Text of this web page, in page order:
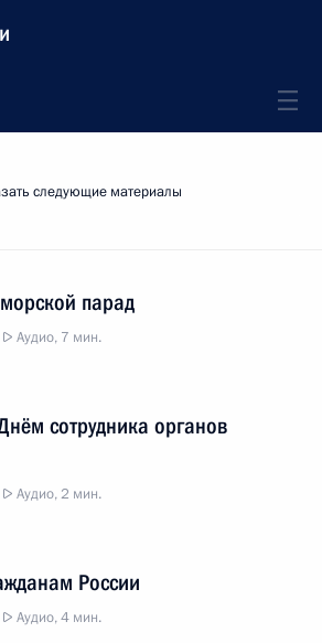
следующие материалы
парад
Аудио, 7 мин.
сотрудника органов
Аудио, 2 мин.
России
Аудио, 4 мин.